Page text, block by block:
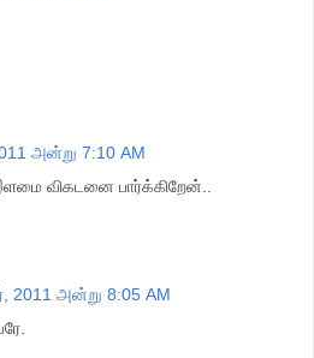
அன்று 7:10 AM
விகடனை பார்க்கிறேன்..
2011 அன்று 8:05 AM